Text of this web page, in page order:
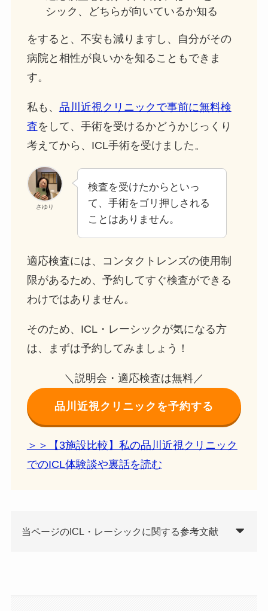
シック、どちらが向いているか知る
をすると、不安も減りますし、自分がその
病院と相性が良いかを知ることもできま
す。
私も、 品川近視クリニックで事前に無料検
査をして、手術を受けるかどうかじっくり
考えてから、ICL手術を受けました。
さゆり
検査を受けたからといっ
て、手術をゴリ押しされる
ことはありません。
適応検査には、コンタクトレンズの使用制
限があるため、予約してすぐ検査ができる
わけではありません。
そのため、ICL・レーシックが気になる方
は、まずは予約してみましょう！
＼説明会・適応検査は無料／
品川近視クリニックを予約する
＞＞【3施設比較】私の品川近視クリニック
でのICL体験談や裏話を読む
当ページのICL・レーシックに関する参考文献